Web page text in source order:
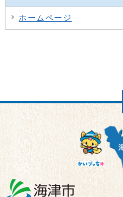
ホームページ